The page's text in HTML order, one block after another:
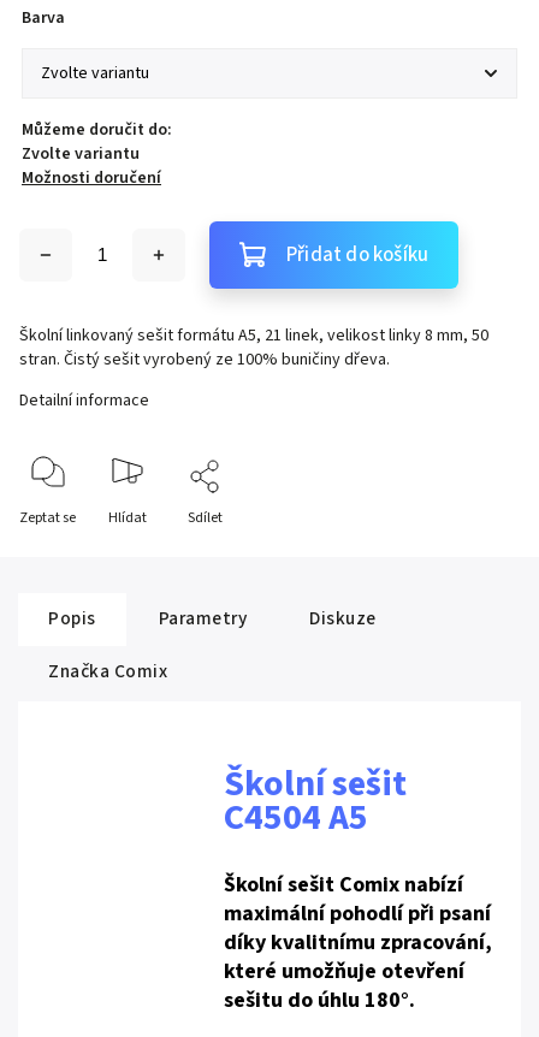
Barva
Můžeme doručit do:
Zvolte variantu
Možnosti doručení
Přidat do košíku
Školní linkovaný sešit formátu A5, 21 linek, velikost linky 8 mm, 50
stran. Čistý sešit vyrobený ze 100% buničiny dřeva.
Detailní informace
Zeptat se Hlídat Sdílet
Popis Parametry
Diskuze
Značka Comix
Školní sešit
C4504 A5
Školní sešit Comix nabízí
maximální pohodlí při psaní
díky kvalitnímu zpracování,
které umožňuje otevření
sešitu do úhlu 180°.